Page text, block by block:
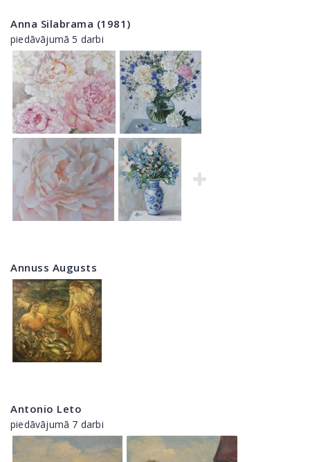
Anna Silabrama (1981)
piedāvājumā 5 darbi
Annuss Augusts
Antonio Leto
piedāvājumā 7 darbi